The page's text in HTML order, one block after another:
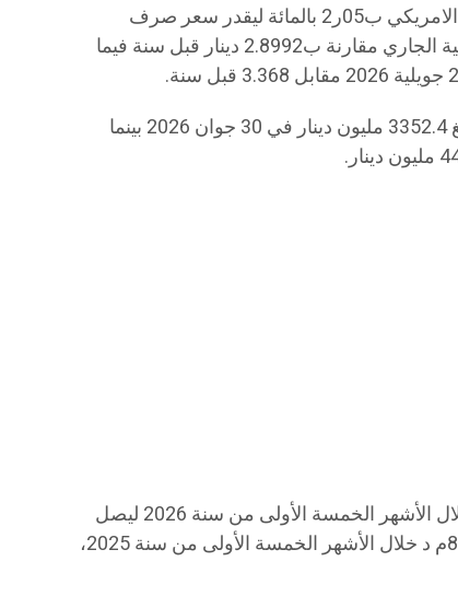
كما تراجع سعر صرف الدينار مقابل الدولار الامريكي ب05ر2 بالمائة ليقدر سعر صرف
الورقة الخضراء ب 2.9586 دينار في 2 جويلية الجاري مقارنة ب2.8992 دينار قبل سنة فيما
وسجلت مداخيل السياحة شبه استقرار لتبلغ 3352.4 مليون دينار في 30 جوان 2026 بينما
يشار الى ان العجز التجاري لتونس تفاقم خلال الأشهر الخمسة الأولى من سنة 2026 ليصل
إلى 10415,6مليون دينار (م د) مقابل 8365,7م د خلال الأشهر الخمسة الأولى من سنة 2025،